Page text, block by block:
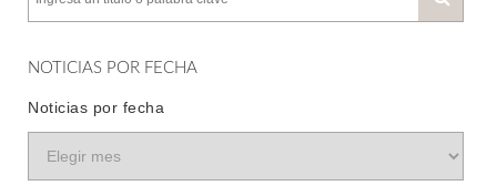
NOTICIAS POR FECHA
Noticias por fecha